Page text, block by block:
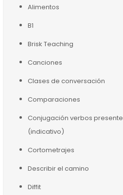
Alimentos
B1
Brisk Teaching
Canciones
Clases de conversación
Comparaciones
Conjugación verbos presente
(indicativo)
Cortometrajes
Describir el camino
Diffit